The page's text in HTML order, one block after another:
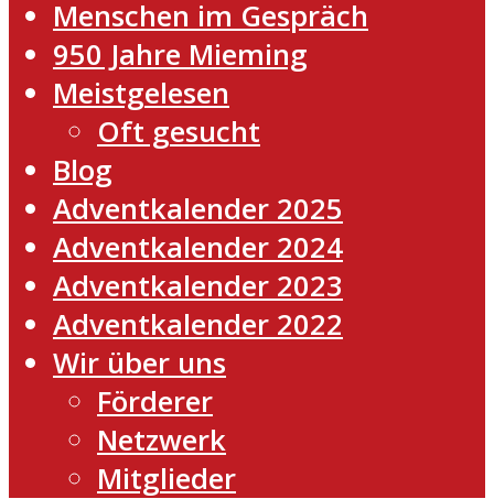
Menschen im Gespräch
950 Jahre Mieming
Meistgelesen
Oft gesucht
Blog
Adventkalender 2025
Adventkalender 2024
Adventkalender 2023
Adventkalender 2022
Wir über uns
Förderer
Netzwerk
Mitglieder